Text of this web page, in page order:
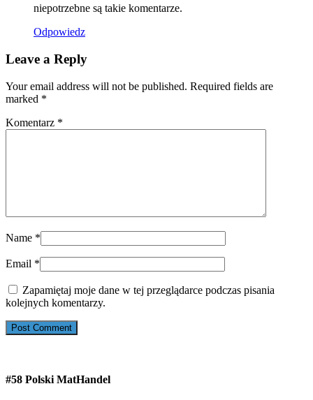
niepotrzebne są takie komentarze.
Odpowiedz
Leave a Reply
Your email address will not be published. Required fields are
marked *
Komentarz *
Name *
Email *
Zapamiętaj moje dane w tej przeglądarce podczas pisania
kolejnych komentarzy.
#58 Polski MatHandel